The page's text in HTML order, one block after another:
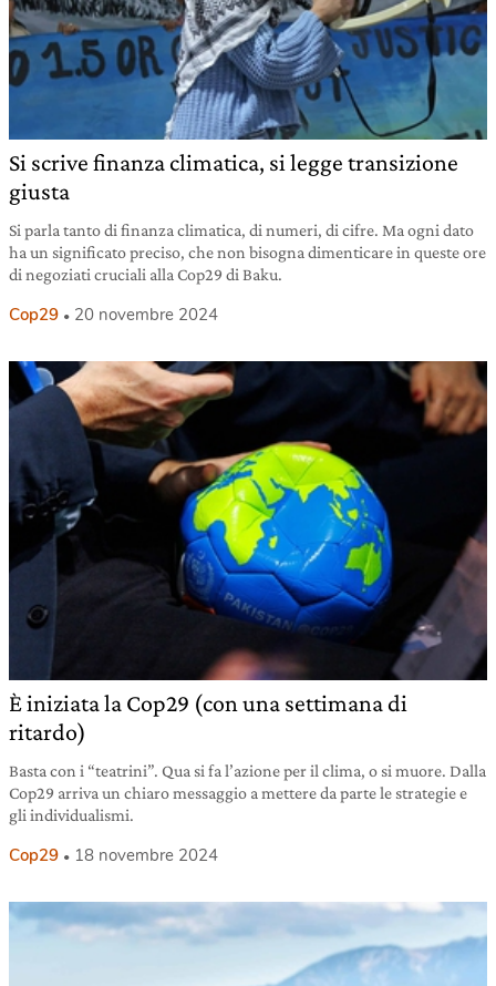
Si scrive finanza climatica, si legge transizione
giusta
Si parla tanto di finanza climatica, di numeri, di cifre. Ma ogni dato
ha un significato preciso, che non bisogna dimenticare in queste ore
di negoziati cruciali alla Cop29 di Baku.
Cop29 20 novembre 2024
È iniziata la Cop29 (con una settimana di
ritardo)
Basta con i “teatrini”. Qua si fa l’azione per il clima, o si muore. Dalla
Cop29 arriva un chiaro messaggio a mettere da parte le strategie e
gli individualismi.
Cop29 18 novembre 2024